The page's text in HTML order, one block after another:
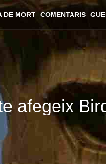
DE MORT COMENTARIS
afegeix